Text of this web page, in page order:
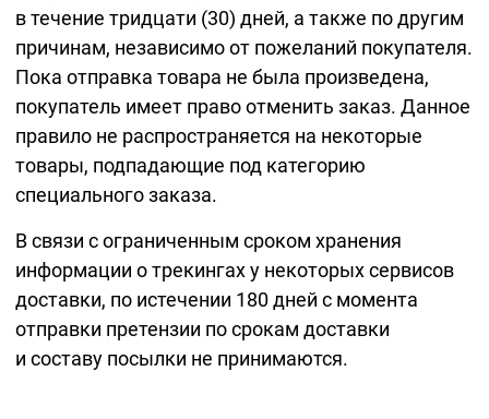
в течение тридцати (30) дней, а также по другим
причинам, независимо от пожеланий покупателя.
Пока отправка товара не была произведена,
покупатель имеет право отменить заказ. Данное
правило не распространяется на некоторые
товары, подпадающие под категорию
специального заказа.
В связи с ограниченным сроком хранения
информации о трекингах у некоторых сервисов
доставки, по истечении 180 дней с момента
отправки претензии по срокам доставки
и составу посылки не принимаются.